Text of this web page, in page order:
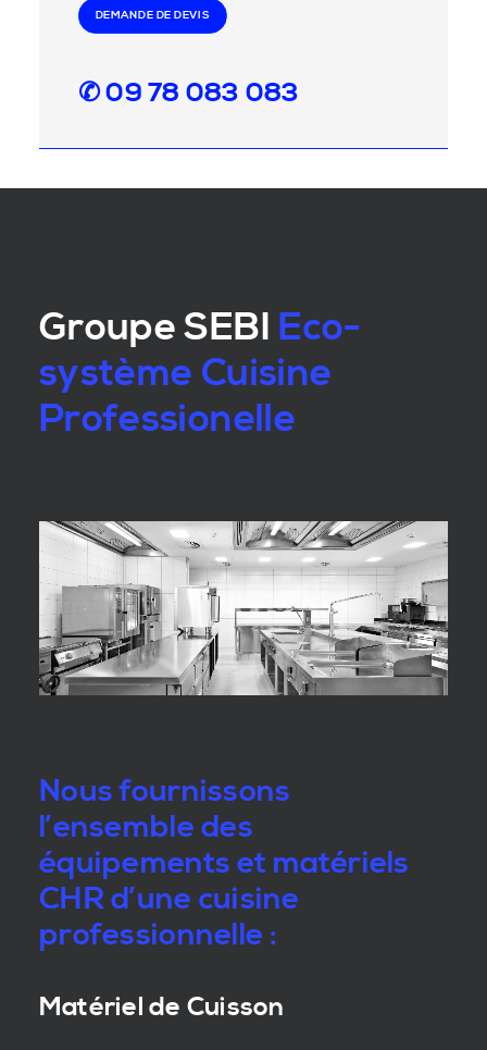
DEMANDE DE DEVIS
✆ 09 78 083 083
Groupe SEBI Eco-
système Cuisine
Professionelle
Nous fournissons
l’ensemble des
équipements et matériels
CHR d’une cuisine
professionnelle :
Matériel de Cuisson